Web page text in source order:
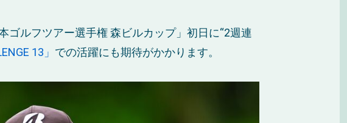
ゴルフツアー選手権 森ビルカップ」初日に“2週連
13」 での活躍にも期待がかかります。